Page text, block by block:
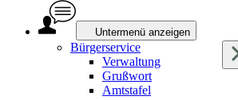
Untermenü anzeigen
Bürgerservice
Verwaltung
Grußwort
Amtstafel